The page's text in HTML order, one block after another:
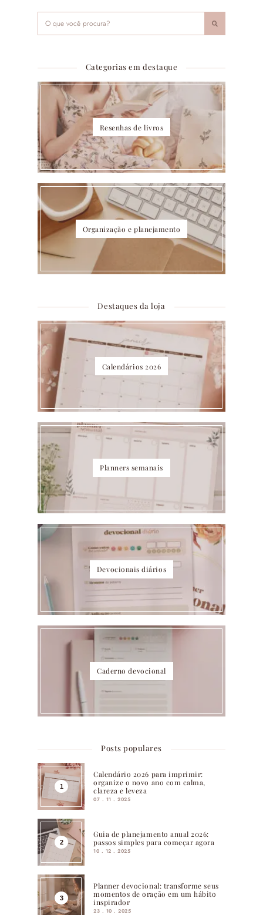
Categorias em destaque
Resenhas de livros
Organização e planejamento
Destaques da loja
Calendários 2026
Planners semanais
Devocionais diários
Caderno devocional
Posts populares
Calendário 2026 para imprimir:
organize o novo ano com calma,
clareza e leveza
07 . 11 . 2025
Guia de planejamento anual 2026:
passos simples para começar agora
10 . 12 . 2025
Planner devocional: transforme seus
momentos de oração em um hábito
inspirador
23 . 10 . 2025